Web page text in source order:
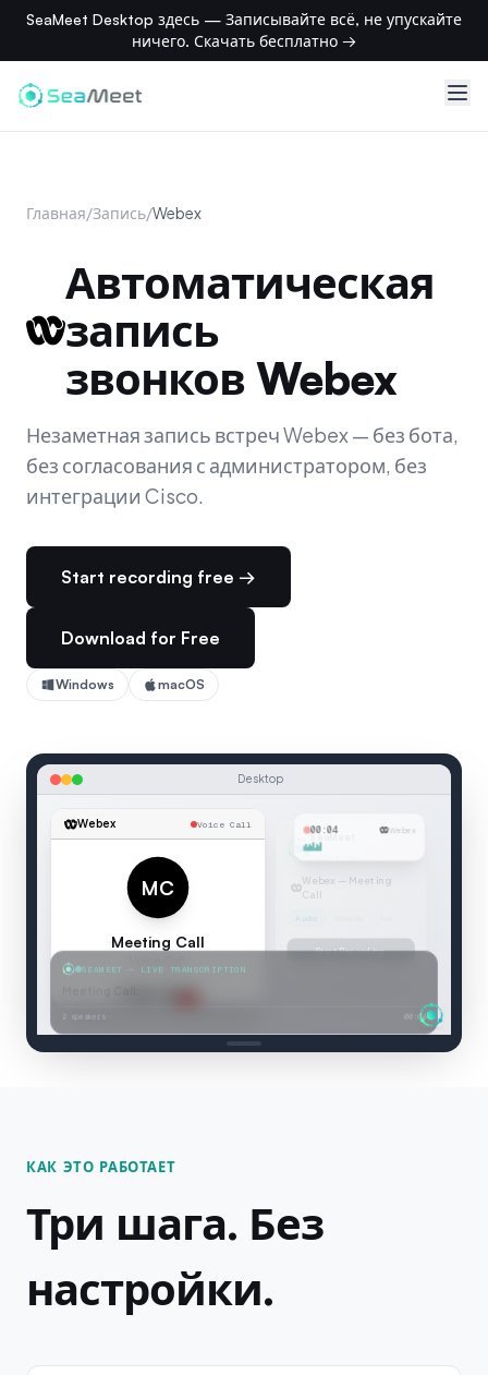
SeaMeet Desktop здесь — Записывайте всё, не упускайте
ничего. Скачать бесплатно →
Главная/Запись/Webex
Автоматическая
запись
звонков Webex
Незаметная запись встреч Webex — без бота,
без согласования с администратором, без
интеграции Cisco.
Start recording free →
Download for Free
Windows macOS
Desktop
Webex Voice Call
MC
Meeting Call
00:04 Webex
Meeting Call
00:04
КАК ЭТО РАБОТАЕТ
Три шага. Без
настройки.